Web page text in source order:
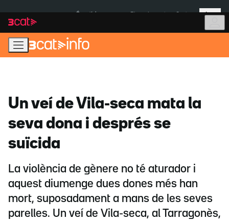
navegació
principal
contingut
Més
Un veí de Vila-seca mata la
seva dona i després se
suïcida
La violència de gènere no té aturador i
aquest diumenge dues dones més han
mort, suposadament a mans de les seves
parelles. Un veí de Vila-seca, al Tarragonès,